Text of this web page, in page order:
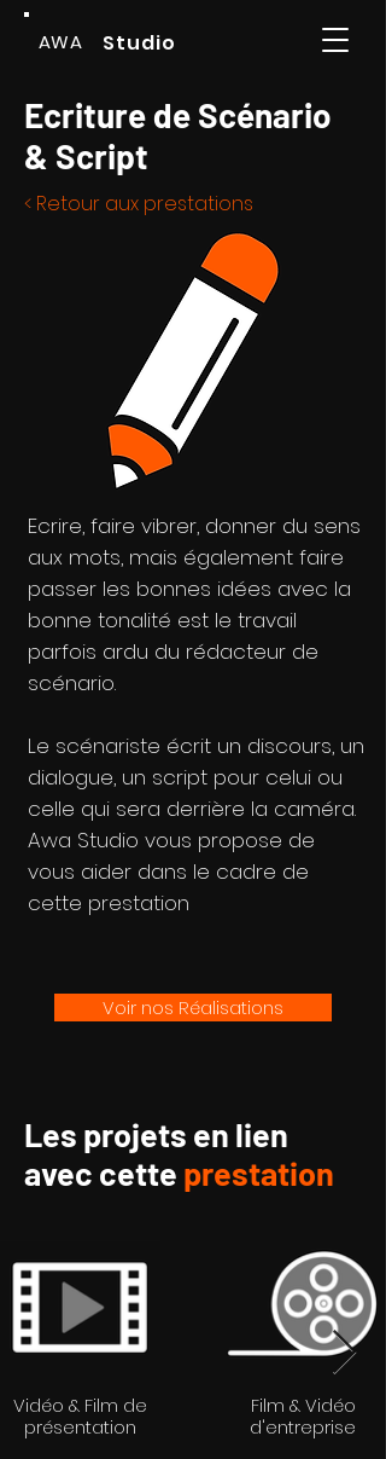
AWA Studio
Ecriture de Scénario
& Script
< Retour aux prestations
Ecrire, faire vibrer, donner du sens
aux mots, mais également faire
passer les bonnes idées avec la
bonne tonalité est le travail
parfois ardu du rédacteur de
scénario.
Le scénariste écrit un discours, un
dialogue, un script pour celui ou
celle qui sera derrière la caméra.
Awa Studio vous propose de
vous aider dans le cadre de
cette prestation
Voir nos Réalisations
Les projets en lien
avec cette prestation
Vidéo & Film de
présentation
Film & Vidéo
d'entreprise